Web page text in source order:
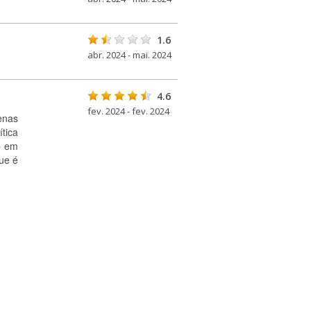
1.6
abr. 2024 - mai. 2024
em
é
4.6
fev. 2024 - fev. 2024